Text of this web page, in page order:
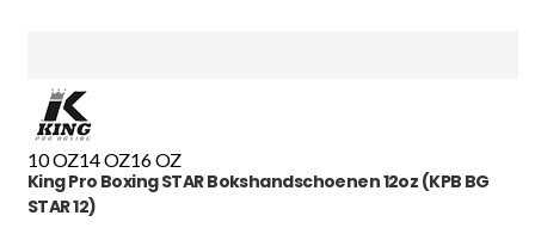
10 OZ14 OZ16 OZ
King Pro Boxing STAR Bokshandschoenen 12oz (KPB BG
STAR 12)